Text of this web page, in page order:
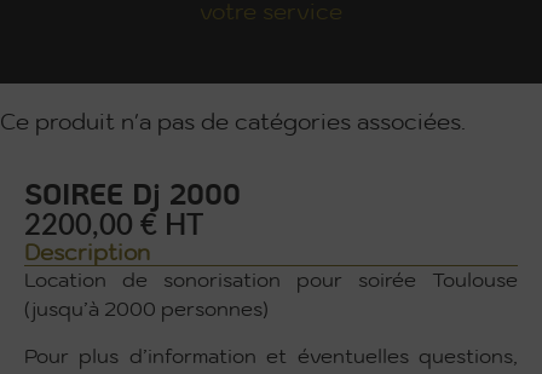
votre service
Ce produit n'a pas de catégories associées.
SOIREE Dj 2000
2200,00 € HT
Description
Location de sonorisation pour soirée Toulouse
(jusqu’à 2000 personnes)
Pour plus d’information et éventuelles questions,